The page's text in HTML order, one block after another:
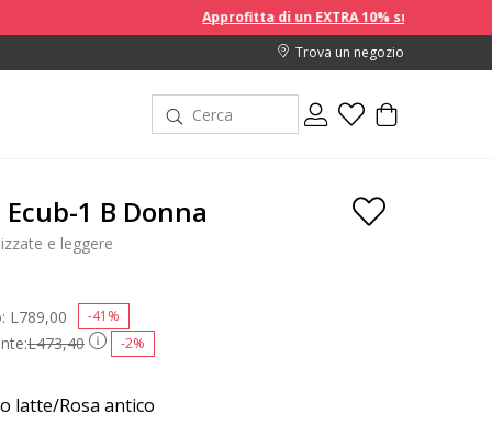
Approfitta di un EXTRA 10% sui prezzi scontati
Trova un negozio
1 B Donna
e leggere
L473,40 -2%
Price reduced from
L789,00 -41%
latte/Rosa antico